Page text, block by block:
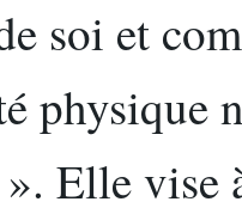
soi et
physique
Elle vise